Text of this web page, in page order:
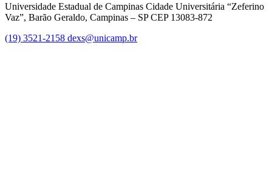
Universidade Estadual de Campinas Cidade Universitária “Zeferino
Vaz”, Barão Geraldo, Campinas – SP CEP 13083-872
(19) 3521-2158 dexs@unicamp.br